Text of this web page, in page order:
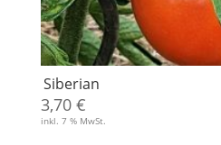
Siberian
3,70 €
inkl. 7 % MwSt.